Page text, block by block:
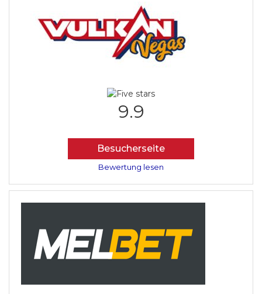
9.9
Besucherseite
Bewertung lesen